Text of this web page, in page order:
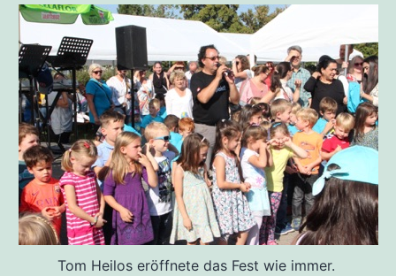
Tom Heilos eröffnete das Fest wie immer.